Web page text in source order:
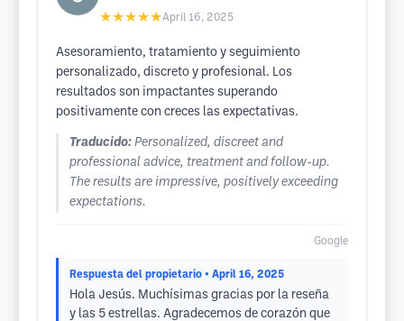
★★★★★April 16, 2025
Asesoramiento, tratamiento y seguimiento
personalizado, discreto y profesional. Los
resultados son impactantes superando
positivamente con creces las expectativas.
Traducido: Personalized, discreet and
professional advice, treatment and follow-up.
The results are impressive, positively exceeding
expectations.
Google
Respuesta del propietario • April 16, 2025
Hola Jesús. Muchísimas gracias por la reseña
y las 5 estrellas. Agradecemos de corazón que